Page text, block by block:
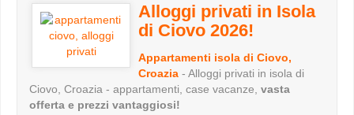
Alloggi privati in Isola
di Ciovo 2026!
Appartamenti isola di Ciovo,
Croazia - Alloggi privati in isola di
Ciovo, Croazia - appartamenti, case vacanze, vasta
offerta e prezzi vantaggiosi!